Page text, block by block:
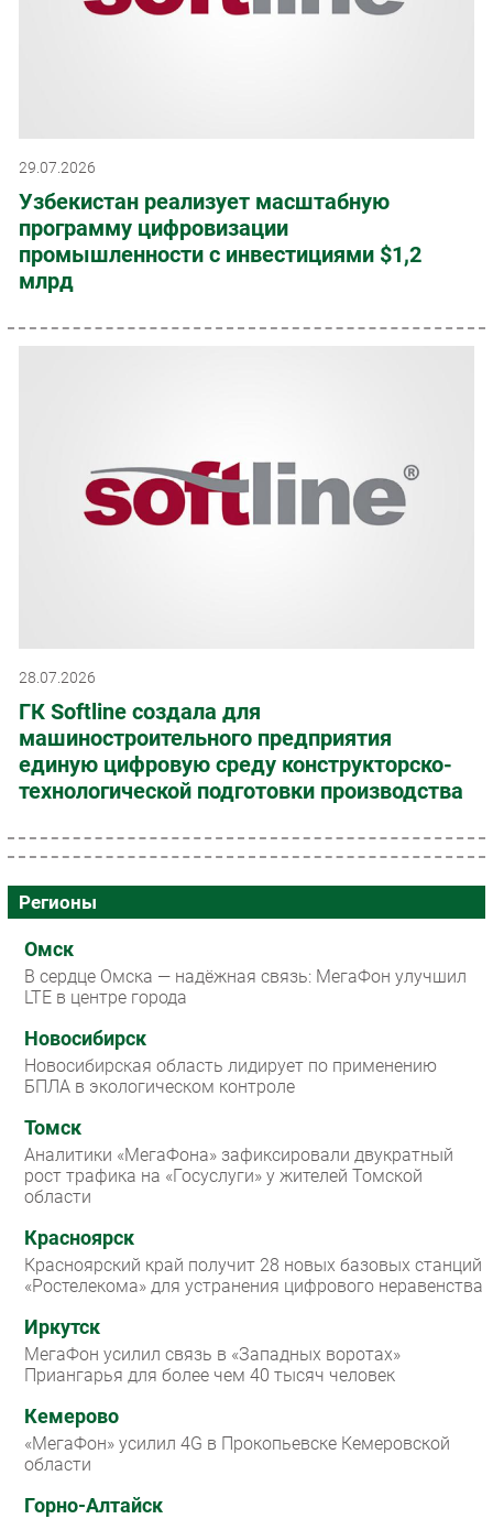
29.07.2026
Узбекистан реализует масштабную
программу цифровизации
промышленности с инвестициями $1,2
млрд
28.07.2026
ГК Softline создала для
машиностроительного предприятия
единую цифровую среду конструкторско-
технологической подготовки производства
Регионы
Омск
В сердце Омска — надёжная связь: МегаФон улучшил
LTE в центре города
Новосибирск
Новосибирская область лидирует по применению
БПЛА в экологическом контроле
Томск
Аналитики «МегаФона» зафиксировали двукратный
рост трафика на «Госуслуги» у жителей Томской
области
Красноярск
Красноярский край получит 28 новых базовых станций
«Ростелекома» для устранения цифрового неравенства
Иркутск
МегаФон усилил связь в «Западных воротах»
Приангарья для более чем 40 тысяч человек
Кемерово
«МегаФон» усилил 4G в Прокопьевске Кемеровской
области
Горно-Алтайск